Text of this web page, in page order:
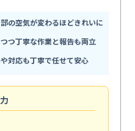
の空気が変わるほどきれいに
つ丁寧な作業と報告も両立
対応も丁寧で任せて安心